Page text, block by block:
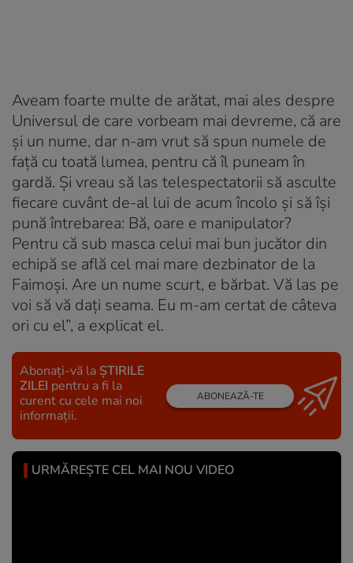
Aveam foarte multe de arătat, mai ales despre
Universul de care vorbeam mai devreme, că are
și un nume, dar n-am vrut să spun numele de
față cu toată lumea, pentru că îl puneam în
gardă. Și vreau să las telespectatorii să asculte
fiecare cuvânt de-al lui de acum încolo și să își
pună întrebarea: Bă, oare e manipulator?
Pentru că sub masca celui mai bun jucător din
echipă se află cel mai mare dezbinator de la
Faimoși. Are un nume scurt, e bărbat. Vă las pe
voi să vă dați seama. Eu m-am certat de câteva
ori cu el”, a explicat el.
Abonați-vă la ȘTIRILE
ZILEI pentru a fi la
curent cu cele mai noi
informații.
ABONEAZĂ-TE
URMĂREȘTE CEL MAI NOU VIDEO